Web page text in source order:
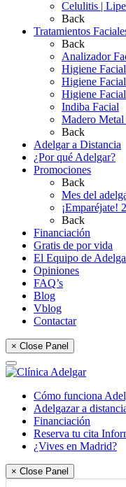
Celulitis |
Back
Tratamientos
Back
Analizador
Higiene
Higiene
Higiene
Indiba Facial
Madero Metal
Back
Adelgar a Distancia
¿Por qué Adelgar?
Promociones
Back
Mes del
¡Emparéjate!
Back
Financiación
Gratis de por vida
El Equipo de
Opiniones
FAQ’s
Blog
Vblog
Contactar
× Close Panel
Cómo funciona
Adelgazar a
Financiación
Reserva tu cita
¿Vives en Madrid?
× Close Panel